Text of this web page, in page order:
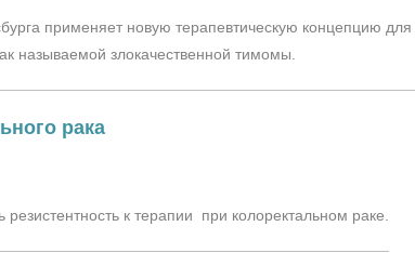
применяет новую терапевтическую концепцию
называемой злокачественной тимомы.
рака
к терапии при колоректальном раке.